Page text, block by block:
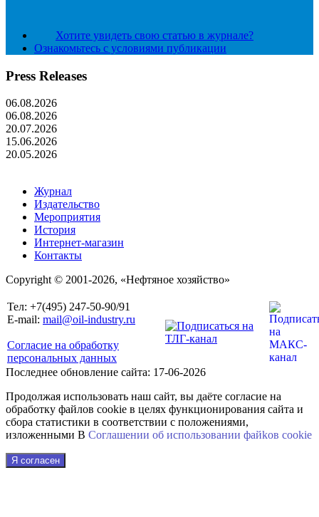
Хотите увидеть свою статью в журнале?
Ознакомьтесь с условиями публикации
Press Releases
06.08.2026
06.08.2026
20.07.2026
15.06.2026
20.05.2026
Журнал
Издательство
Мероприятия
История
Интернет-магазин
Контакты
Copyright © 2001-2026, «Нефтяное хозяйство»
Тел: +7(495) 247-50-90/91
E-mail: mail@oil-industry.ru
Согласие на обработку
персональных данных
Последнее обновление сайта: 17-06-2026
Продолжая использовать наш сайт, вы даёте согласие на
обработку файлов cookie в целях функционирования сайта и
сбора статистики в соответствии с положениями,
изложенными В Соглашении об использовании файkов cookie
Я согласен